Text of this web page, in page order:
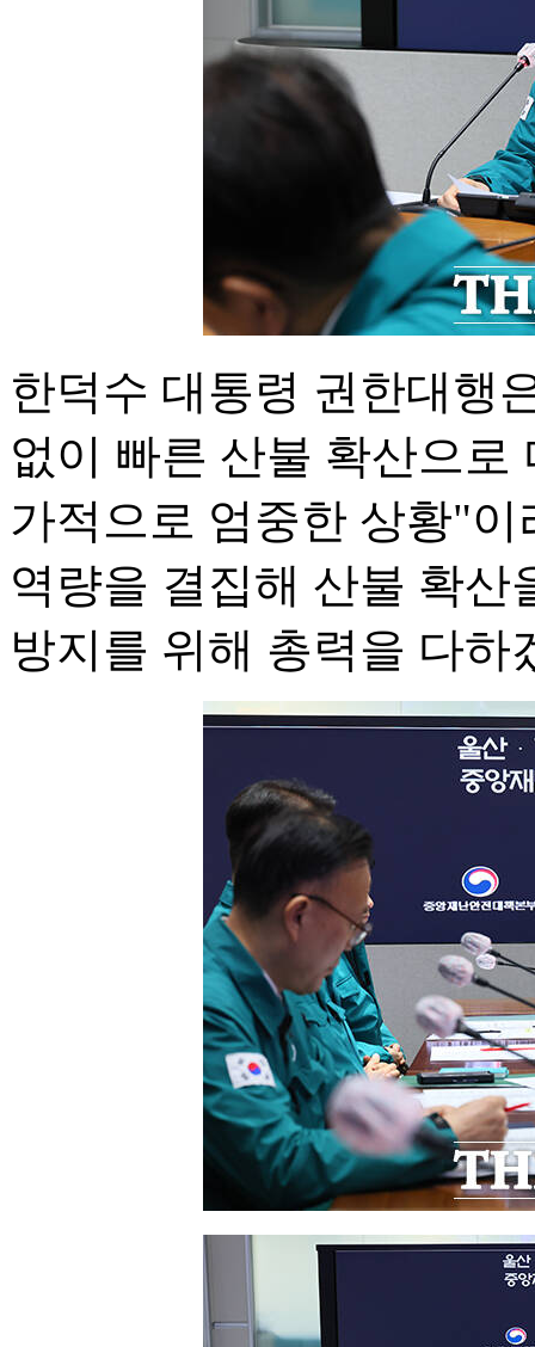
한덕수 대통령 권한대행
없이 빠른 산불 확산으로
가적으로 엄중한 상황"
역량을 결집해 산불 확
방지를 위해 총력을 다하